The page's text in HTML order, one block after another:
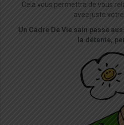
Cela vous permettra de vous
avec juste
Un Cadre De Vie sain passe
la détente,